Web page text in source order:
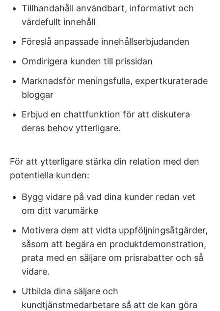
Tillhandahåll användbart, informativt och
värdefullt innehåll
Föreslå anpassade innehållserbjudanden
Omdirigera kunden till prissidan
Marknadsför meningsfulla, expertkuraterade
bloggar
Erbjud en chattfunktion för att diskutera
deras behov ytterligare.
För att ytterligare stärka din relation med den
potentiella kunden:
Bygg vidare på vad dina kunder redan vet
om ditt varumärke
Motivera dem att vidta uppföljningsåtgärder,
såsom att begära en produktdemonstration,
prata med en säljare om prisrabatter och så
vidare.
Utbilda dina säljare och
kundtjänstmedarbetare så att de kan göra